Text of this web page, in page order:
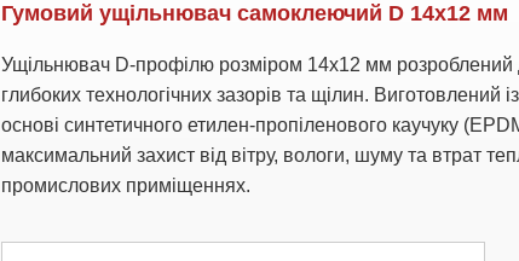
Гумовий ущільнювач самоклеючий D 14х12 мм
Ущільнювач D-профілю розміром 14х12 мм розроблений
глибоких технологічних зазорів та щілин. Виготовлений
основі синтетичного етилен-пропіленового каучуку
максимальний захист від вітру, вологи, шуму та втрат
промислових приміщеннях.